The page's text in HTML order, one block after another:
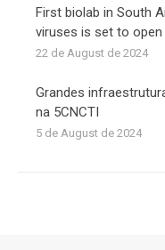
First biolab in South
viruses is set to open
22 de August de 2024
Grandes
na 5CNCTI
5 de August de 2024